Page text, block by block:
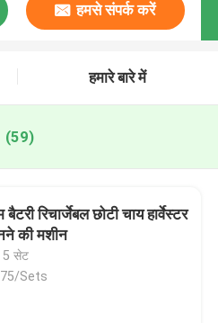
हमसे संपर्क करें
हमारे बारे में
(59)
बैटरी रिचार्जेबल छोटी चाय हार्वेस्टर
की मशीन
5 सेट
Sets